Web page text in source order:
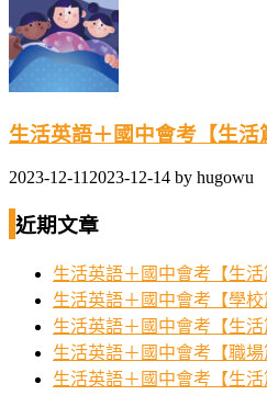
生活英語＋國中會考【生
2023-12-11 2023-12-14 by hugowu
近期文章
生活英語＋國中會考【生
生活英語＋國中會考【學
生活英語＋國中會考【生
生活英語＋國中會考【職
生活英語＋國中會考【生